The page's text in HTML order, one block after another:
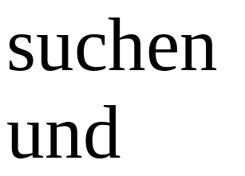
suchen
und